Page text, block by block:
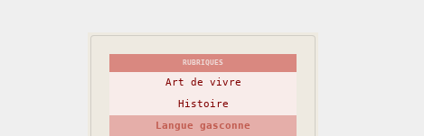
RUBRIQUES
Art de vivre
Histoire
Langue gasconne